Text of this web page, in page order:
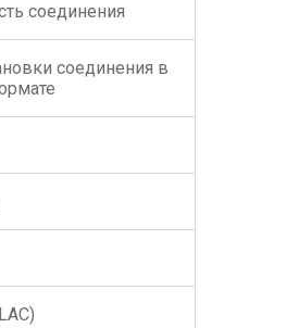
соединения
соединения в